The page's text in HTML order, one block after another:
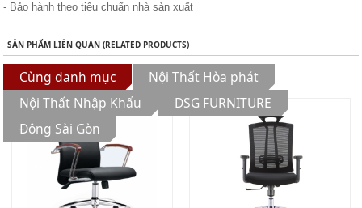
- Bảo hành theo tiêu chuẩn nhà sản xuất
SẢN PHẨM LIÊN QUAN (RELATED PRODUCTS)
Cùng danh mục
Nội Thất Hòa phát
Nội Thất Nhập Khẩu
DSG FURNITURE
Đông Sài Gòn